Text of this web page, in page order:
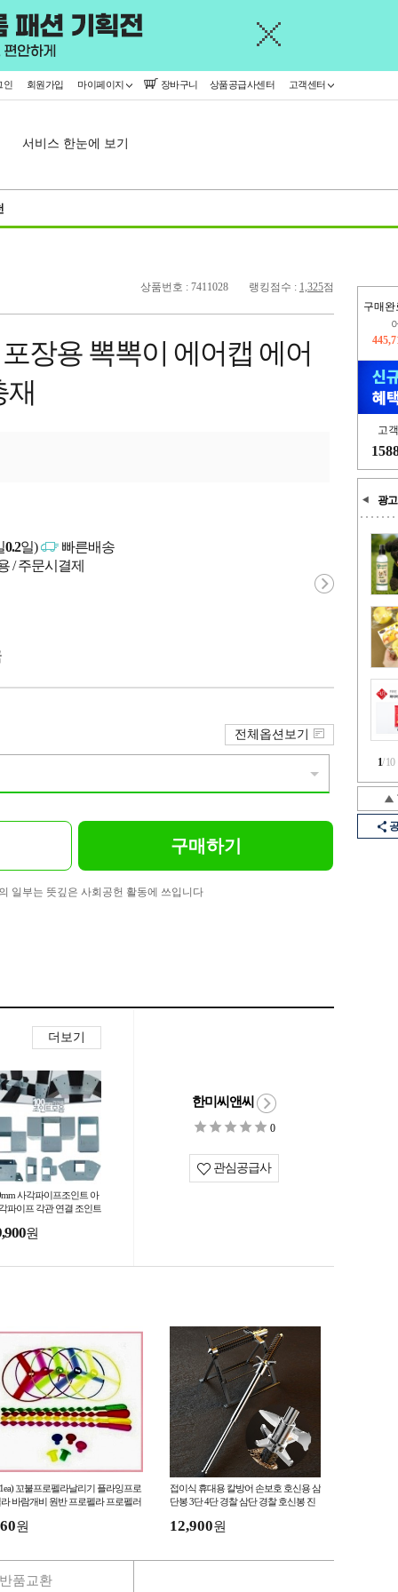
인 회원가입 마이페이지 장바구니 상품공급사센터 고객센터
서비스 한눈에 보기
구매완
오
고
광고
1/10
상품번호 : 7411028 랭킹점수 : 1,325점
장용 뽁뽁이 에어캡 에어
재
0.2일)
빠른배송
/ 주문시결제
전체옵션보기
구매하기
일부는 뜻깊은 사회공헌 활동에 쓰입니다
더보기
사각파이프조인트 아
파이프 각관 연결 조인트
원
한미씨앤씨
0
관심공급사
꼬불프로펠라날리기 플라잉프로
바람개비 원반 프로펠라 프로펠러
원
접이식 휴대용 칼방어 손보호 호신용 삼
단봉 3단 4단 경찰 삼단 경찰 호신봉 진
12,900원
반품교환